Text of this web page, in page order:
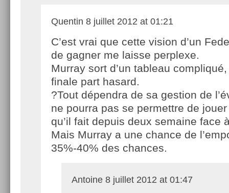
Quentin 8 juillet 2012 at 01:21
C’est vrai que cette vision d’un
de gagner me laisse perplexe.
Murray sort d’un tableau
finale part hasard.
?Tout dépendra de sa gestion de
ne pourra pas se permettre de
qu’il fait depuis deux semaine face
Mais Murray a une chance de
35%-40% des chances.
Antoine 8 juillet 2012 at 01:47